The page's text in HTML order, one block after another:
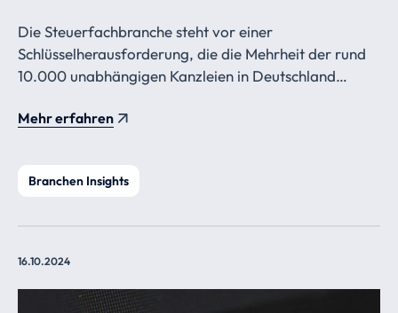
Die Steuerfachbranche steht vor einer
Schlüsselherausforderung, die die Mehrheit der rund
10.000 unabhängigen Kanzleien in Deutschland
Mehr erfahren
Branchen Insights
16.10.2024